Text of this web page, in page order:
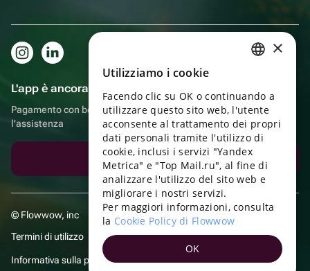
L'app è ancora più comoda!
Pagamento con bonus, autoconsegna, comoda chat con
l'assistenza
Scarica l'app
© Flowwow, inc
Termini di utilizzo
Informativa sulla privacy
ENGLISH
UKRAINIAN
PORTUGUESE
SPANISH
TURKISH
×
Utilizziamo i cookie
Facendo clic su OK o continuando a
utilizzare questo sito web, l'utente
acconsente al trattamento dei propri
dati personali tramite l'utilizzo di
cookie, inclusi i servizi "Yandex
Metrica" e "Top Mail.ru", al fine di
analizzare l'utilizzo del sito web e
migliorare i nostri servizi.
Per maggiori informazioni, consulta
la Cookie Policy di Flowwow
OK